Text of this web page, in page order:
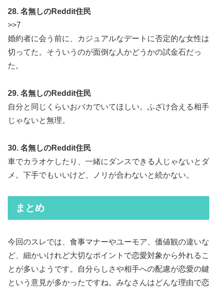
28. 名無しのReddit住民
>>7
婚約者に会う前に、カジュアルなデートに否定的な女性は
切ってた。そういうのが面倒な人かどうかの試金石だっ
た。
29. 名無しのReddit住民
自分と同じくらいおバカでいてほしい。ふざけ合える相手
じゃないと無理。
30. 名無しのReddit住民
車でカラオケしたり、一緒にダンスできる人じゃないとダ
メ。下手でもいいけど、ノリが合わないと続かない。
まとめ
今回のスレでは、食事マナーやユーモア、価値観の違いな
ど、細かいけれど大切なポイントで恋愛対象から外れるこ
とが多いようです。自分らしさや相手への配慮が恋愛の鍵
という意見が多かったですね。みなさんはどんな理由で恋